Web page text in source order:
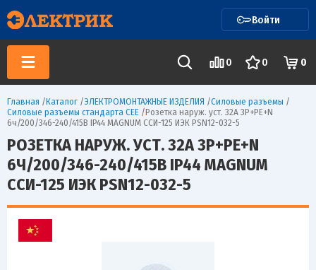
Войти
0 0 0
Главная /Каталог /ЭЛЕКТРОМОНТАЖНЫЕ ИЗДЕЛИЯ /Силовые разъемы /
Силовые разъемы стандарта CEE /Розетка наруж. уст. 32А 3P+PE+N
6ч/200/346-240/415В IP44 MAGNUM ССИ-125 ИЭК PSN12-032-5
РОЗЕТКА НАРУЖ. УСТ. 32А 3P+PE+N
6Ч/200/346-240/415В IP44 MAGNUM
ССИ-125 ИЭК PSN12-032-5